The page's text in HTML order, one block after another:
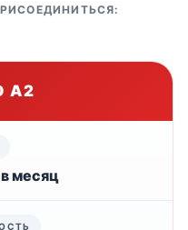
A2
месяц